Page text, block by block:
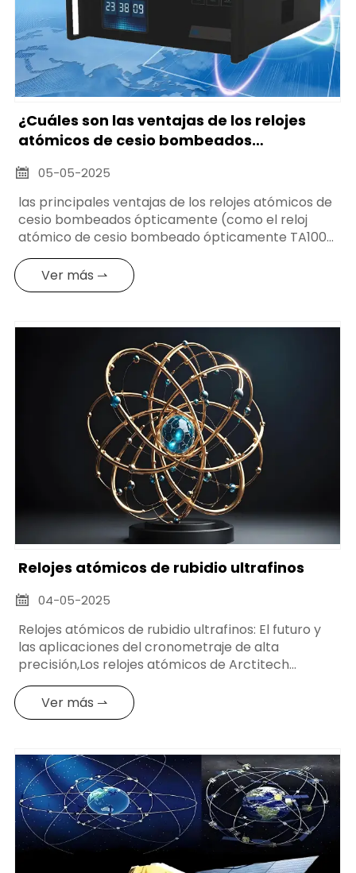
¿Cuáles son las ventajas de los relojes
atómicos de cesio bombeados
tipos de relojes atómicos?
 05-05-2025
las principales ventajas de los relojes atómicos de
cesio bombeados ópticamente (como el reloj
atómico de cesio bombeado ópticamente TA1000
de Arctitech) provienen de la innovación de la
tecnología de bombeo óptico y de la optimización
integral del rendimiento,
Ver más ⇀
Relojes atómicos de rubidio ultrafinos
 04-05-2025
Relojes atómicos de rubidio ultrafinos: El futuro y
las aplicaciones del cronometraje de alta
precisión,Los relojes atómicos de Arctitech
desempeñan un papel clave en los ámbitos
militar, de las comunicaciones, financiero y otros.
Ver más ⇀